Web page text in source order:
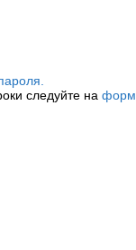
следуйте на